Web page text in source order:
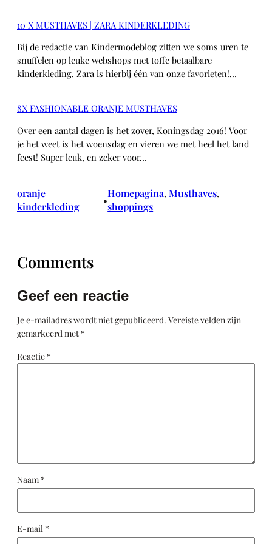
10 X MUSTHAVES | ZARA KINDERKLEDING
Bij de redactie van Kindermodeblog zitten we soms uren te
snuffelen op leuke webshops met toffe betaalbare
kinderkleding. Zara is hierbij één van onze favorieten!…
8X FASHIONABLE ORANJE MUSTHAVES
Over een aantal dagen is het zover, Koningsdag 2016! Voor
je het weet is het woensdag en vieren we met heel het land
feest! Super leuk, en zeker voor…
oranje
kinderkleding
•
Homepagina, Musthaves
shoppings
Comments
Geef een reactie
Je e-mailadres wordt niet gepubliceerd. Vereiste velden zijn
gemarkeerd met *
Reactie *
Naam *
E-mail *